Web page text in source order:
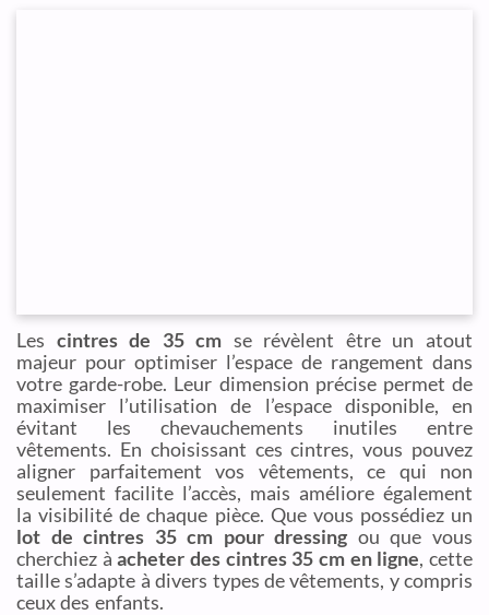
Les cintres de 35 cm se révèlent être un atout
majeur pour optimiser l’espace de rangement dans
votre garde-robe. Leur dimension précise permet de
maximiser l’utilisation de l’espace disponible, en
évitant les chevauchements inutiles entre
vêtements. En choisissant ces cintres, vous pouvez
aligner parfaitement vos vêtements, ce qui non
seulement facilite l’accès, mais améliore également
la visibilité de chaque pièce. Que vous possédiez un
lot de cintres 35 cm pour dressing ou que vous
cherchiez àacheter des cintres 35 cm en ligne, cette
taille s’adapte à divers types de vêtements, y compris
ceux des enfants.